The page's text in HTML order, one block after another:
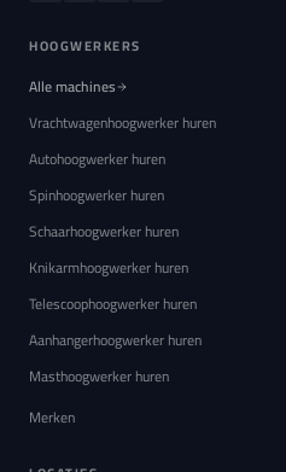
HOOGWERKERS
Alle machines
Vrachtwagenhoogwerker huren
Autohoogwerker huren
Spinhoogwerker huren
Schaarhoogwerker huren
Knikarmhoogwerker huren
Telescoophoogwerker huren
Aanhangerhoogwerker huren
Masthoogwerker huren
Merken